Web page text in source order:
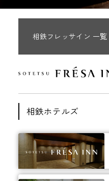
相鉄フレッサイン 一覧
相鉄ホテルズ